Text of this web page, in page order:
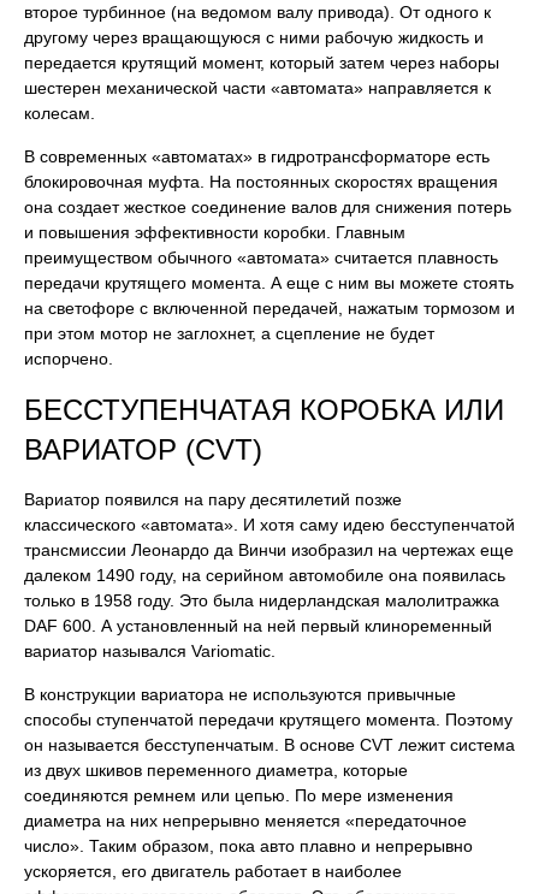
второе турбинное (на ведомом валу привода). От одного к
другому через вращающуюся с ними рабочую жидкость и
передается крутящий момент, который затем через наборы
шестерен механической части «автомата» направляется к
колесам.
В современных «автоматах» в гидротрансформаторе есть
блокировочная муфта. На постоянных скоростях вращения
она создает жесткое соединение валов для снижения потерь
и повышения эффективности коробки. Главным
преимуществом обычного «автомата» считается плавность
передачи крутящего момента. А еще с ним вы можете стоять
на светофоре с включенной передачей, нажатым тормозом и
при этом мотор не заглохнет, а сцепление не будет
испорчено.
БЕССТУПЕНЧАТАЯ КОРОБКА ИЛИ
ВАРИАТОР (CVT)
Вариатор появился на пару десятилетий позже
классического «автомата». И хотя саму идею бесступенчатой
трансмиссии Леонардо да Винчи изобразил на чертежах еще
далеком 1490 году, на серийном автомобиле она появилась
только в 1958 году. Это была нидерландская малолитражка
DAF 600. А установленный на ней первый клиноременный
вариатор назывался Variomatic.
В конструкции вариатора не используются привычные
способы ступенчатой передачи крутящего момента. Поэтому
он называется бесступенчатым. В основе CVT лежит система
из двух шкивов переменного диаметра, которые
соединяются ремнем или цепью. По мере изменения
диаметра на них непрерывно меняется «передаточное
число». Таким образом, пока авто плавно и непрерывно
ускоряется, его двигатель работает в наиболее